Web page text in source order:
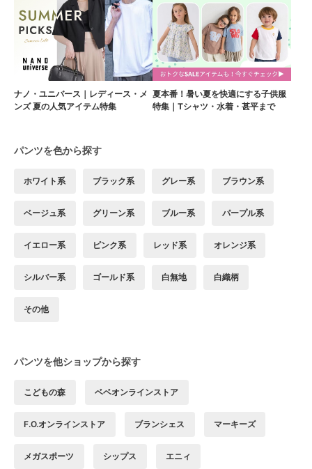
ナノ・ユニバース｜レディース・メ
ンズ 夏の人気アイテム特集
夏本番！暑い夏を快適にする子供服
特集｜Tシャツ・水着・甚平まで
パンツを色から探す
ホワイト系 ブラック系 グレー系 ブラウン系
ベージュ系 グリーン系 ブルー系 パープル系
イエロー系 ピンク系 レッド系 オレンジ系
シルバー系 ゴールド系 白無地 白織柄
その他
パンツを他ショップから探す
こどもの森 ベベオンラインストア
F.O.オンラインストア ブランシェス マーキーズ
メガスポーツ シップス エニィ